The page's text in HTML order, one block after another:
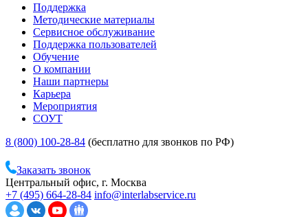
Поддержка
Методические материалы
Сервисное обслуживание
Поддержка пользователей
Обучение
О компании
Наши партнеры
Карьера
Мероприятия
СОУТ
8 (800) 100-28-84 (бесплатно для звонков по РФ)
Заказать звонок
Центральный офис, г. Москва
+7 (495) 664-28-84 info@interlabservice.ru